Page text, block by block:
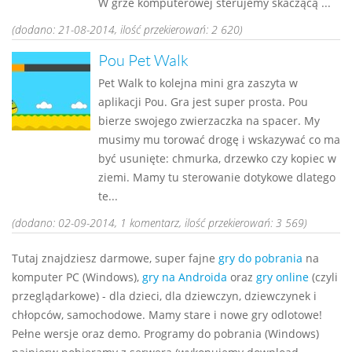
(dodano: 21-08-2014, ilość przekierowań: 2 620)
Pou Pet Walk
Pet Walk to kolejna mini gra zaszyta w
aplikacji Pou. Gra jest super prosta. Pou
bierze swojego zwierzaczka na spacer. My
musimy mu torować drogę i wskazywać co ma
być usunięte: chmurka, drzewko czy kopiec w
ziemi. Mamy tu sterowanie dotykowe dlatego
te...
(dodano: 02-09-2014, 1 komentarz, ilość przekierowań: 3 569)
Tutaj znajdziesz darmowe, super fajne gry do pobrania na
komputer PC (Windows), gry na Androida oraz gry online (czyli
przeglądarkowe) - dla dzieci, dla dziewczyn, dziewczynek i
chłopców, samochodowe. Mamy stare i nowe gry odlotowe!
Pełne wersje oraz demo. Programy do pobrania (Windows)